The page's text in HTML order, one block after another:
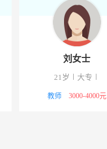
刘女士
21岁 大专
教师 3000-4000元